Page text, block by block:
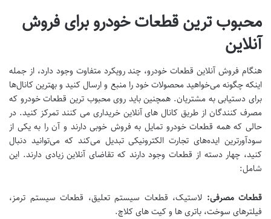
محبوب ترین قطعات خودرو برای فروش
آنلاین
هنگام فروش آنلاین قطعات خودرو، چند رویکرد متفاوت وجود دارد، از جمله
اینکه چگونه می‌خواهید محصولات خود را منبع و ارسال کنید و بهترین کانال‌ها
برای دستیابی به مشتریان. همچنین باید روی محبوب ترین قطعات خودرو که
مصرف کنندگان از طریق کانال های آنلاین خریداری می کنند تمرکز کنید. در
حالی که همه قطعات خودرو تمایل به فروش خوبی دارند و آن را به یکی از
سودآورترین ایده‌های تجارت الکترونیکی تبدیل می‌کند که می‌توانید دنبال
کنید، چهار دسته از قطعات وجود دارند که تقاضای آنلاین زیادی دارند. این
شامل:
قطعات مصرفی: لاستیک، قطعات سیستم تعلیق، قطعات سیستم ترمز،
فیلترهای سوخت، باتری ها و کیت های کلاچ.